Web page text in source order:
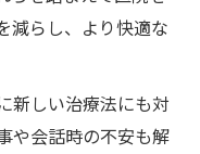
減らし、より快適な
新しい治療法にも対
や会話時の不安も解